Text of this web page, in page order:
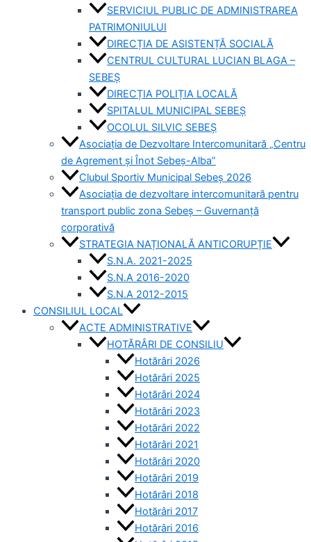
SERVICIUL PUBLIC DE ADMINISTRAREA
PATRIMONIULUI
DIRECȚIA DE ASISTENȚĂ SOCIALĂ
CENTRUL CULTURAL LUCIAN BLAGA –
SEBEȘ
DIRECȚIA POLIȚIA LOCALĂ
SPITALUL MUNICIPAL SEBEȘ
OCOLUL SILVIC SEBEȘ
Asociația de Dezvoltare Intercomunitară „Centru
de Agrement și Înot Sebeș-Alba”
Clubul Sportiv Municipal Sebeș 2026
Asociația de dezvoltare intercomunitară pentru
transport public zona Sebeș – Guvernanță
corporativă
STRATEGIA NAȚIONALĂ ANTICORUPȚIE
S.N.A. 2021-2025
S.N.A 2016-2020
S.N.A 2012-2015
CONSILIUL LOCAL
ACTE ADMINISTRATIVE
HOTĂRÂRI DE CONSILIU
Hotărâri 2026
Hotărâri 2025
Hotărâri 2024
Hotărâri 2023
Hotărâri 2022
Hotărâri 2021
Hotărâri 2020
Hotărâri 2019
Hotărâri 2018
Hotărâri 2017
Hotărâri 2016